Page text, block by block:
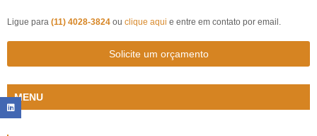
Ligue para (11) 4028-3824 ou clique aqui e entre em contato por email.
Solicite um orçamento
MENU